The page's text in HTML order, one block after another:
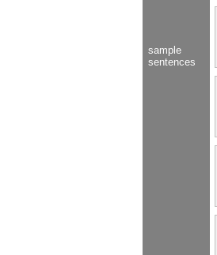
sample
sentences